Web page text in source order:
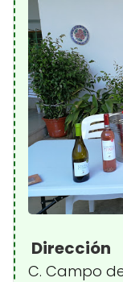
Dirección
C. Campo